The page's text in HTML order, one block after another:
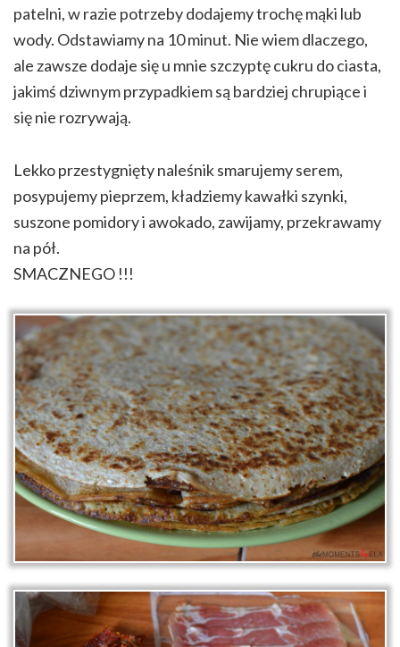
patelni, w razie potrzeby dodajemy trochę mąki lub
wody. Odstawiamy na 10 minut. Nie wiem dlaczego,
ale zawsze dodaje się u mnie szczyptę cukru do ciasta,
jakimś dziwnym przypadkiem są bardziej chrupiące i
się nie rozrywają.
Lekko przestygnięty naleśnik smarujemy serem,
posypujemy pieprzem, kładziemy kawałki szynki,
suszone pomidory i awokado, zawijamy, przekrawamy
na pół.
SMACZNEGO !!!